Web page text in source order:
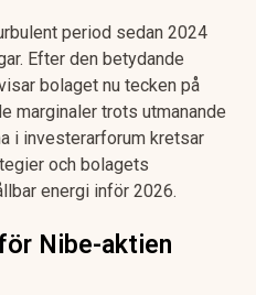
period sedan 2024
Efter den betydande
bolaget nu tecken på
marginaler trots utmanande
i investerarforum kretsar
och bolagets
energi inför 2026.
Nibe-aktien